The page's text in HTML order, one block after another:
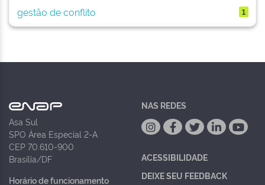
gestão de conflito 1
Asa Sul
SPO Área Especial 2-A
CEP 70.610-900
Brasília/DF
Horário de funcionamento
NAS REDES
ACESSIBILIDADE
DEIXE SEU FEEDBACK